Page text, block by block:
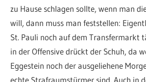
zu Hause schlagen sollte, wenn man
will, dann muss man feststellen:
St. Pauli noch auf dem Transfermarkt
in der Offensive drückt der Schuh, da
Eggestein noch der ausgeliehene
echte Strafraumstürmer sind. Auch in